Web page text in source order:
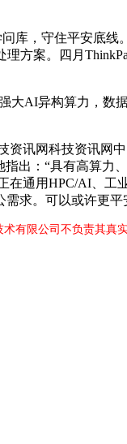
，守住平安底线
方案。四月
AI异构算力，数
讯网科技资讯网
出：“具有高算力
在通用HPC/AI、工
求。可以或许更平
有限公司不负责其真实